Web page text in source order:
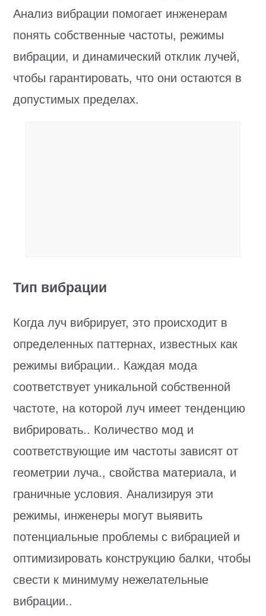
Анализ вибрации помогает инженерам
понять собственные частоты, режимы
вибрации, и динамический отклик лучей,
чтобы гарантировать, что они остаются в
допустимых пределах.
Тип вибрации
Когда луч вибрирует, это происходит в
определенных паттернах, известных как
режимы вибрации.. Каждая мода
соответствует уникальной собственной
частоте, на которой луч имеет тенденцию
вибрировать.. Количество мод и
соответствующие им частоты зависят от
геометрии луча., свойства материала, и
граничные условия. Анализируя эти
режимы, инженеры могут выявить
потенциальные проблемы с вибрацией и
оптимизировать конструкцию балки, чтобы
свести к минимуму нежелательные
вибрации..